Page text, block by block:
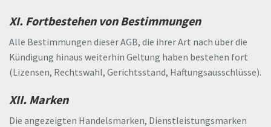
XI. Fortbestehen von Bestimmungen
Alle Bestimmungen dieser AGB, die ihrer Art nach über die
Kündigung hinaus weiterhin Geltung haben bestehen fort
(Lizensen, Rechtswahl, Gerichtsstand, Haftungsausschlüsse).
XII. Marken
Die angezeigten Handelsmarken, Dienstleistungsmarken